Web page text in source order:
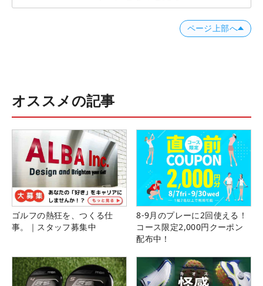
ページ上部へ
オススメの記事
ゴルフの熱狂を、つくる仕
事。｜スタッフ募集中
8-9月のプレーに2回使える！
コース限定2,000円クーポン
配布中！